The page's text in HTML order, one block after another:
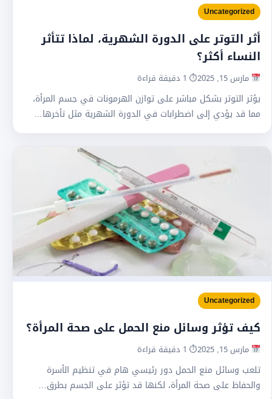
Uncategorized
أثر التوتر على الدورة الشهرية، لماذا تتأثر
النساء أكثر؟
مارس 15, 2025 ⏱ 1 دقيقة قراءة
يؤثر التوتر بشكل مباشر على توازن الهرمونات في جسم المرأة،
مما قد يؤدي إلى اضطرابات في الدورة الشهرية مثل تأخرها…
Uncategorized
كيف تؤثر وسائل منع الحمل على صحة المرأة؟
مارس 15, 2025 ⏱ 1 دقيقة قراءة
تلعب وسائل منع الحمل دور رئيسي هام في تنظيم الأسرة
والحفاظ على صحة المرأة، لكنها قد تؤثر على الجسم بطرق…